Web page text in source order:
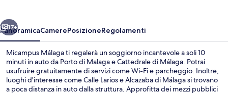
Avanti
17+
PanoramicaCamerePosizioneRegolamenti
Micampus Málaga ti regalerà un soggiorno incantevole a soli 10
minuti in auto da Porto di Malaga e Cattedrale di Málaga. Potrai
usufruire gratuitamente di servizi come Wi-Fi e parcheggio. Inoltre,
luoghi d'interesse come Calle Larios e Alcazaba di Málaga si trovano
a poca distanza in auto dalla struttura. Approfitta dei mezzi pubblici